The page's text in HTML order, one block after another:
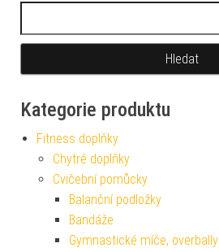
Kategorie produktu
Fitness doplňky
Chytré doplňky
Cvičební pomůcky
Balanční podložky
Bandáže
Gymnastické míče, overbally